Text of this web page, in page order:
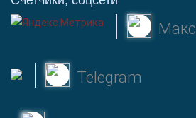
Макс
Telegram